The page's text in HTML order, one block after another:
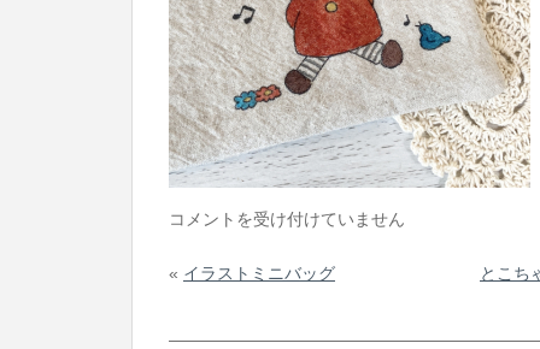
と
ち
ん
コメントを受け付けていません
« イラストミニバッグ とこち